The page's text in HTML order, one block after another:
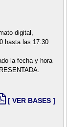
digital,
hasta las 17:30
la fecha y hora
[ VER BASES ]